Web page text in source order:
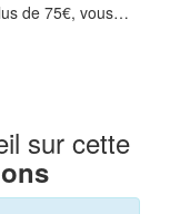
de 75€, vous…
sur cette